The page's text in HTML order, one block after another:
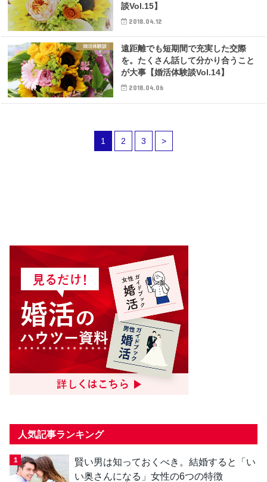
談Vol.15】
2018.04.12
婚活体験談
遠距離でも短期間で充実した交際
を。たくさん話して分かり合うこと
が大事【婚活体験談Vol.14】
2018.04.06
1 2 3 >
人気記事ランキング
賢い男は知っておくべき。結婚すると「い
い奥さんになる」女性の6つの特徴